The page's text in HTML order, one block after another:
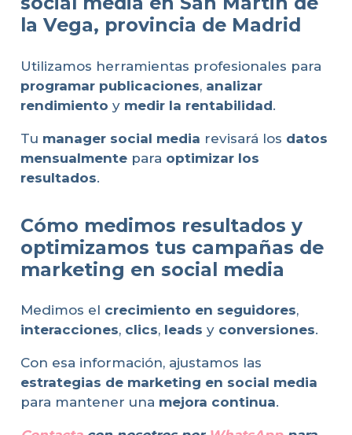
la Vega, provincia de Madrid
Utilizamos herramientas profesionales para
programar publicaciones, analizar
rendimiento y medir la rentabilidad.
Tu manager social media revisará los datos
mensualmentepara optimizar los
resultados.
Cómo medimos resultados y
optimizamos tus campañas de
marketing en social media
Medimos el crecimiento en seguidores,
interacciones, clics, leads y conversiones.
Con esa información, ajustamos las
estrategias de marketing en social media
para mantener una mejora continua.